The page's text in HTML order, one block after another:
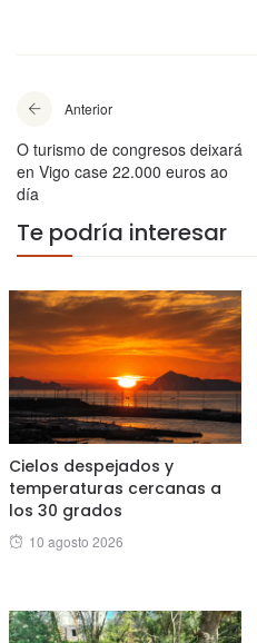
Anterior
O turismo de congresos deixará
en Vigo case 22.000 euros ao
día
Te podría interesar
Cielos despejados y
temperaturas cercanas a
los 30 grados
Posted
10 agosto 2026